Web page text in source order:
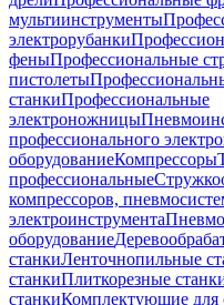
мультиинструменты
электрорубанки
феныПрофессиональные
пистолеты
станкиПрофессиональные
электроножницы
профессионального
оборудованиеКомпрессоры
профессиональные
компрессоров,
электроинструмента
оборудование
станкиЛенточнопильные
станкиПлиткорезные
станкиКомплектующие для